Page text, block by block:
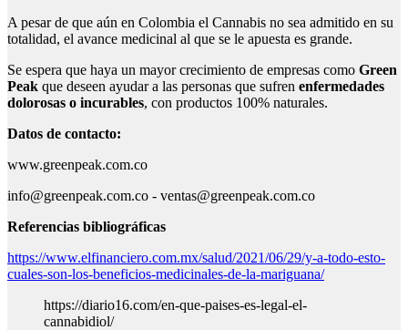
A pesar de que aún en Colombia el Cannabis no sea admitido en su
totalidad, el avance medicinal al que se le apuesta es grande.
Se espera que haya un mayor crecimiento de empresas como Green
Peak que deseen ayudar a las personas que sufren enfermedades
dolorosas o incurables, con productos 100% naturales.
Datos de contacto:
www.greenpeak.com.co
info@greenpeak.com.co - ventas@greenpeak.com.co
Referencias bibliográficas
https://www.elfinanciero.com.mx/salud/2021/06/29/y-a-todo-esto-
cuales-son-los-beneficios-medicinales-de-la-mariguana/
https://diario16.com/en-que-paises-es-legal-el-
cannabidiol/